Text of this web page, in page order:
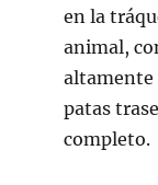
en la
animal,
altamente
patas
completo.